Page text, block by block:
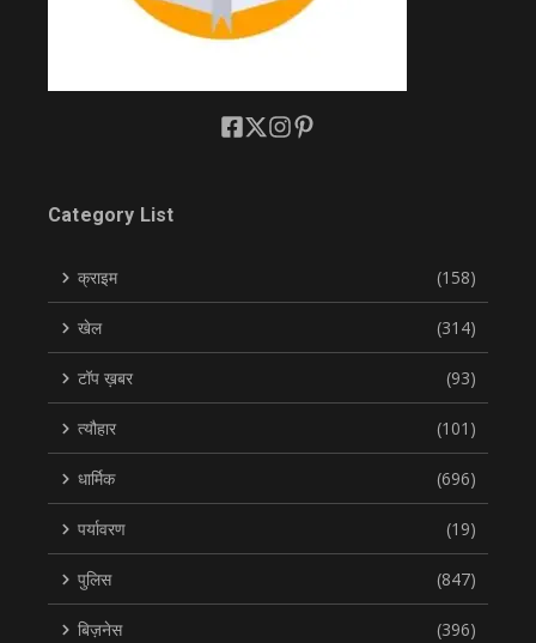
Category List
क्राइम (158)
खेल (314)
टॉप ख़बर (93)
त्यौहार (101)
धार्मिक (696)
पर्यावरण (19)
पुलिस (847)
बिज़नेस (396)